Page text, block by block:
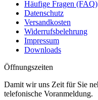
Häufige Fragen (FAQ)
Datenschutz
Versandkosten
Widerrufsbelehrung
Impressum
Downloads
Öffnungszeiten
Damit wir uns Zeit für Sie
telefonische Voranmeldung.